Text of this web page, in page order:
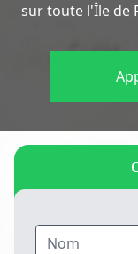
sur toute l'Île de